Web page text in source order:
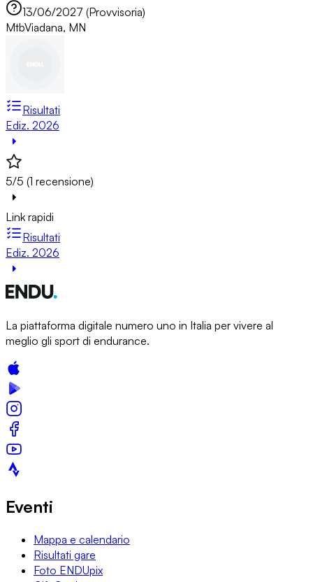
13/06/2027 (Provvisoria)
MtbViadana, MN
Risultati
Ediz. 2026
5/5 (1 recensione)
Link rapidi
Risultati
Ediz. 2026
La piattaforma digitale numero uno in Italia per vivere al
meglio gli sport di endurance.
Eventi
Mappa e calendario
Risultati gare
Foto ENDUpix